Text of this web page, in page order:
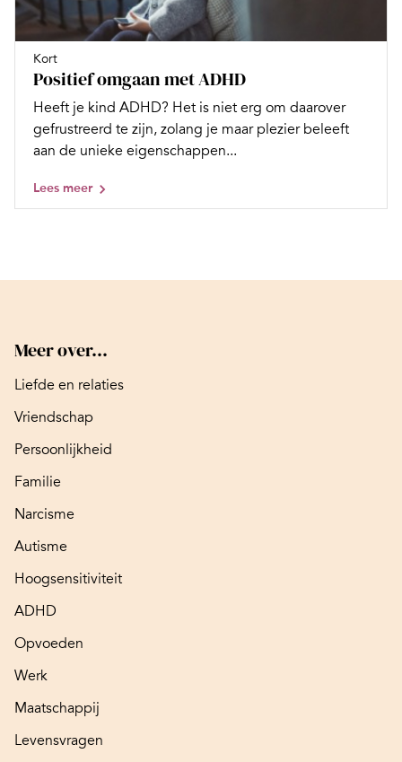
Kort
Positief omgaan met ADHD
Heeft je kind ADHD? Het is niet erg om daarover
gefrustreerd te zijn, zolang je maar plezier beleeft
aan de unieke eigenschappen...
Lees meer
Meer over...
Liefde en relaties
Vriendschap
Persoonlijkheid
Familie
Narcisme
Autisme
Hoogsensitiviteit
ADHD
Opvoeden
Werk
Maatschappij
Levensvragen